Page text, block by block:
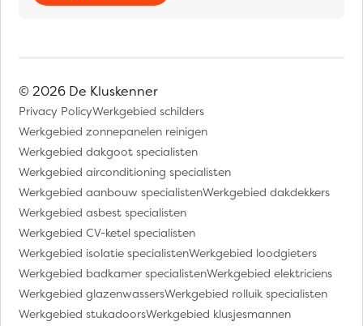
© 2026 De Kluskenner
Privacy PolicyWerkgebied schilders
Werkgebied zonnepanelen reinigen
Werkgebied dakgoot specialisten
Werkgebied airconditioning specialisten
Werkgebied aanbouw specialistenWerkgebied dakdekkers
Werkgebied asbest specialisten
Werkgebied CV-ketel specialisten
Werkgebied isolatie specialistenWerkgebied loodgieters
Werkgebied badkamer specialistenWerkgebied elektriciens
Werkgebied glazenwassersWerkgebied rolluik specialisten
Werkgebied stukadoorsWerkgebied klusjesmannen